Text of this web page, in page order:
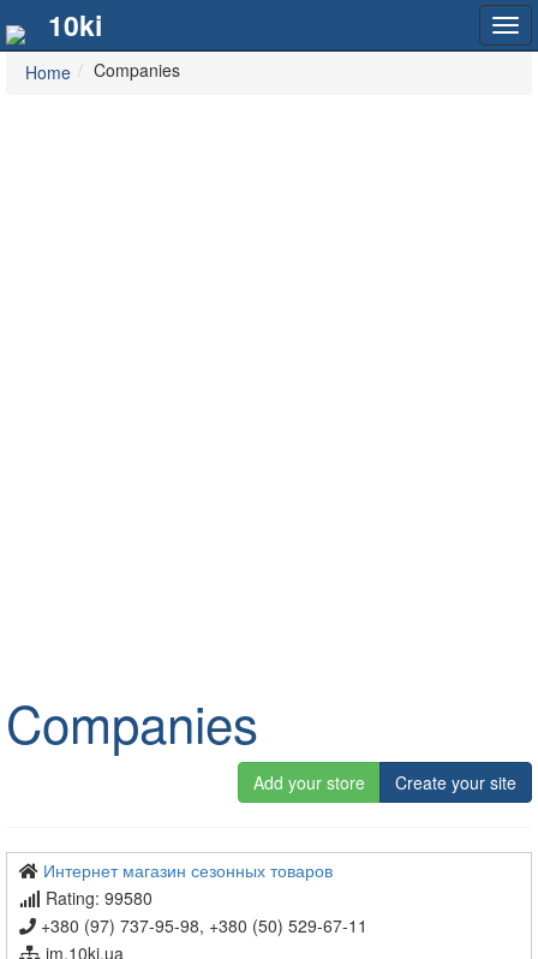
10ki
Home Companies
Companies
Add your store Create your site
Интернет магазин сезонных товаров
Rating: 99580
+380 (97) 737-95-98, +380 (50) 529-67-11
im.10ki.ua